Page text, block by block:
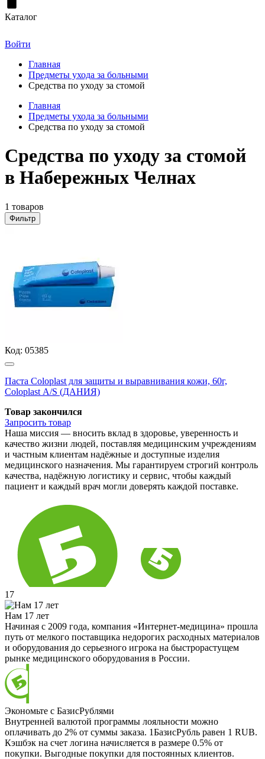
Каталог
Войти
Главная
Предметы ухода за больными
Средства по уходу за стомой
Главная
Предметы ухода за больными
Средства по уходу за стомой
Средства по уходу за стомой
в Набережных Челнах
1 товаров
Фильтр
Код: 05385
Паста Coloplast для защиты и выравнивания кожи, 60г,
Coloplast А/S (ДАНИЯ)
Товар закончился
Запросить товар
Наша миссия — вносить вклад в здоровье, уверенность и
качество жизни людей, поставляя медицинским учреждениям
и частным клиентам надёжные и доступные изделия
медицинского назначения. Мы гарантируем строгий контроль
качества, надёжную логистику и сервис, чтобы каждый
пациент и каждый врач могли доверять каждой поставке.
17
Нам 17 лет
Начиная с 2009 года, компания «Интернет-медицина» прошла
путь от мелкого поставщика недорогих расходных материалов
и оборудования до серьезного игрока на быстрорастущем
рынке медицинского оборудования в России.
Экономьте с БазисРублями
Внутренней валютой программы лояльности можно
оплачивать до 2% от суммы заказа. 1БазисРубль равен 1 RUB.
Кэшбэк на счет логина начисляется в размере 0.5% от
покупки. Выгодные покупки для постоянных клиентов.